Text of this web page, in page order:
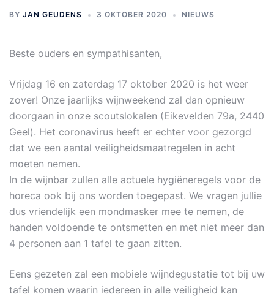
BY JAN GEUDENS 3 OKTOBER 2020 NIEUWS
Beste ouders en sympathisanten,
Vrijdag 16 en zaterdag 17 oktober 2020 is het weer
zover! Onze jaarlijks wijnweekend zal dan opnieuw
doorgaan in onze scoutslokalen (Eikevelden 79a, 2440
Geel). Het coronavirus heeft er echter voor gezorgd
dat we een aantal veiligheidsmaatregelen in acht
moeten nemen.
In de wijnbar zullen alle actuele hygiëneregels voor de
horeca ook bij ons worden toegepast. We vragen jullie
dus vriendelijk een mondmasker mee te nemen, de
handen voldoende te ontsmetten en met niet meer dan
4 personen aan 1 tafel te gaan zitten.
Eens gezeten zal een mobiele wijndegustatie tot bij uw
tafel komen waarin iedereen in alle veiligheid kan